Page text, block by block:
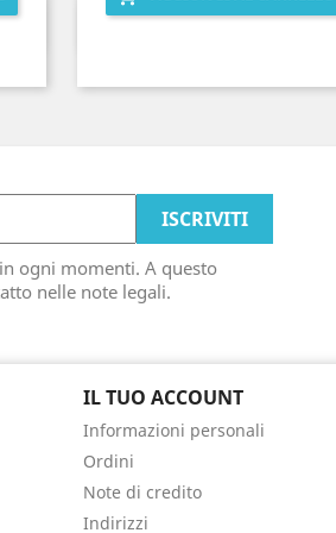
ogni momenti. A questo
nelle note legali.
IL TUO ACCOUNT
Informazioni personali
Ordini
Note di credito
Indirizzi